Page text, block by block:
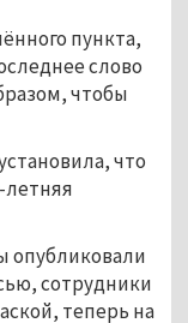
пункта,
слово
чтобы
что
опубликовали
сотрудники
теперь на